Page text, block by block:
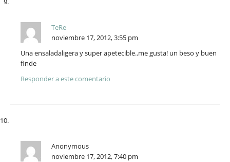
TeRe
noviembre 17, 2012, 3:55 pm
Una ensaladaligera y super apetecible..me gusta! un beso y buen
finde
Responder a este comentario
Anonymous
noviembre 17, 2012, 7:40 pm